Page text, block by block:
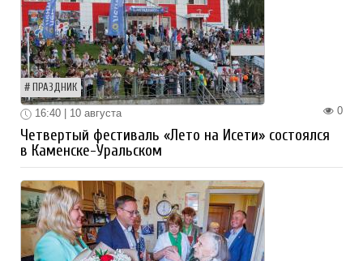
ПРАЗДНИК
0
16:40 | 10 августа
Четвертый фестиваль «Лето на Исети» состоялся
в Каменске-Уральском